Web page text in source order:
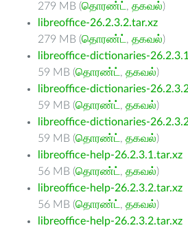
279 MB (தொரண்ட் , தகவல்)
libreoffice-26.2.3.2.tar.xz
279 MB (தொரண்ட் , தகவல்)
libreoffice-dictionaries-
59 MB (தொரண்ட் , தகவல்)
libreoffice-dictionaries-
59 MB (தொரண்ட் , தகவல்)
libreoffice-dictionaries-
59 MB (தொரண்ட் , தகவல்)
libreoffice-help-26.2.3.1.tar.xz
56 MB (தொரண்ட் , தகவல்)
libreoffice-help-26.2.3.2.tar.xz
56 MB (தொரண்ட் , தகவல்)
libreoffice-help-26.2.3.2.tar.xz